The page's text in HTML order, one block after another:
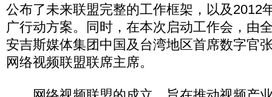
公布了未来联盟完整的工作框架，以及2012
广行动方案。同时，在本次启动工作会，由
安吉斯媒体集团中国及台湾地区首席数字官
网络视频联盟联席主席。